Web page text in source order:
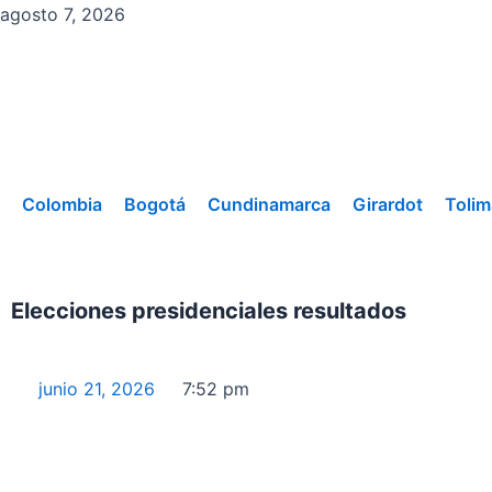
Ir
agosto 7, 2026
Colombia Bogotá Cundinamarca Girardot
Elecciones presidenciales resultados
junio 21, 2026 7:52 pm